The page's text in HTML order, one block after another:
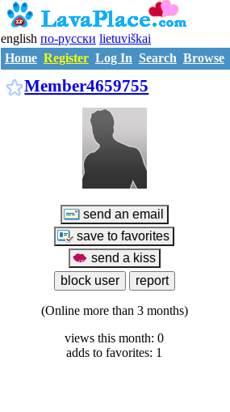
english по-русски lietuviškai
Home Register Log In Search Browse
Member4659755
(Online more than 3 months)
views this month: 0
adds to favorites: 1